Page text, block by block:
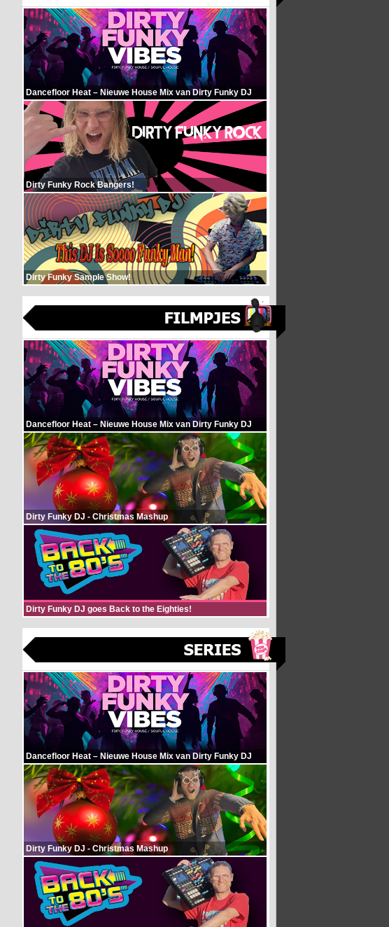
Dancefloor Heat – Nieuwe House Mix van Dirty Funky DJ
Dirty Funky Rock Bangers!
Dirty Funky Sample Show!
Dancefloor Heat – Nieuwe House Mix van Dirty Funky DJ
Dirty Funky DJ - Christmas Mashup
Dirty Funky DJ goes Back to the Eighties!
Dancefloor Heat – Nieuwe House Mix van Dirty Funky DJ
Dirty Funky DJ - Christmas Mashup